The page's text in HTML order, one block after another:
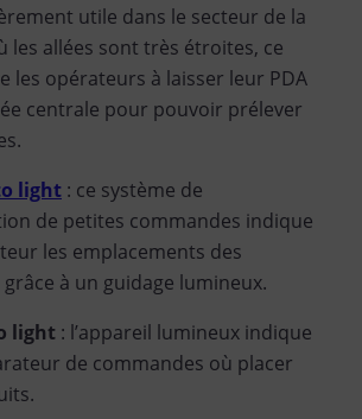
utile dans le secteur de la
les allées sont très étroites, ce
les opérateurs à laisser leur PDA
centrale pour pouvoir prélever
light : ce système de
de petites commandes indique
les emplacements des
à un guidage lumineux.
light : l’appareil lumineux indique
de commandes où placer